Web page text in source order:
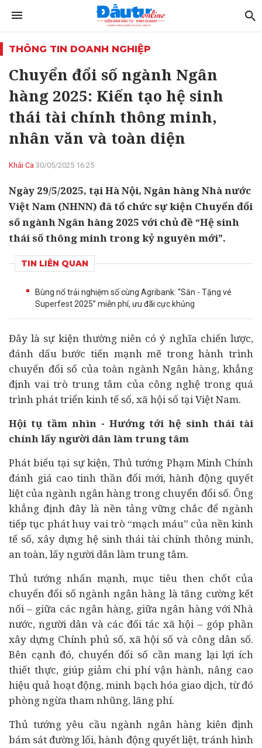
THÔNG TIN DOANH NGHIỆP
Chuyển đổi số ngành Ngân
hàng 2025: Kiến tạo hệ sinh
thái tài chính thông minh,
nhân văn và toàn diện
Khải Ca 30/05/2025 16:25
Ngày 29/5/2025, tại Hà Nội, Ngân hàng Nhà nước
Việt Nam (NHNN) đã tổ chức sự kiện Chuyển đổi
số ngành Ngân hàng 2025 với chủ đề “Hệ sinh
thái số thông minh trong kỷ nguyên mới”.
TIN LIÊN QUAN
Bùng nổ trải nghiệm số cùng Agribank: “Săn - Tặng vé
Superfest 2025” miễn phí, ưu đãi cực khủng
Đây là sự kiện thường niên có ý nghĩa chiến lược,
đánh dấu bước tiến mạnh mẽ trong hành trình
chuyển đổi số của toàn ngành Ngân hàng, khẳng
định vai trò trung tâm của công nghệ trong quá
trình phát triểnkinh tế số, xã hội số tại Việt Nam.
Hội tụ tầm nhìn - Hướng tới hệ sinh thái tài
chínhlấy người dân làm trung tâm
Phát biểu tại sự kiện, Thủ tướng Phạm Minh Chính
đánh giá cao tinh thần đổi mới, hành động quyết
liệt của ngành ngân hàngtrong chuyển đổi số. Ông
khẳng định đây là nền tảng vững chắc để ngành
tiếp tục phát huy vai trò “mạch máu” của nền kinh
tế số, xây dựng hệ sinh thái tài chính thông minh,
an toàn, lấy người dân làm trung tâm.
Thủ tướng nhấn mạnh, mục tiêu then chốt của
chuyển đổi số ngành ngân hàng là tăng cường kết
nối – giữa các ngân hàng, giữa ngân hàng với Nhà
nước, người dân và các đối tác xã hội – góp phần
xây dựng Chính phủ số, xã hội số và công dân số.
Bên cạnh đó, chuyển đổi số cần mang lại lợi ích
thiết thực, giúp giảm chi phí vận hành, nâng cao
hiệu quả hoạt động, minh bạch hóa giao dịch, từ đó
phòng ngừa tham nhũng, lãng phí.
Thủ tướng yêu cầu ngành ngân hàng kiên định
bám sát đường lối, hành động quyết liệt, tránh hình